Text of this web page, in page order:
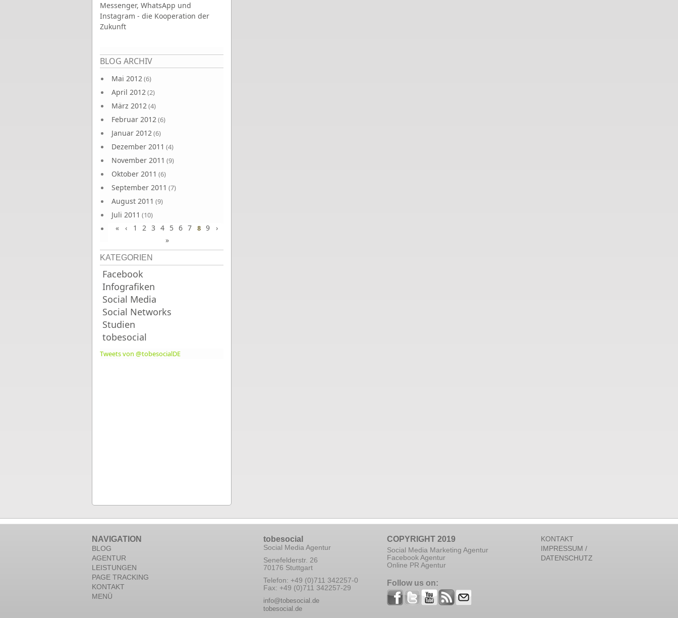
Messenger, WhatsApp und
Instagram - die Kooperation der
Zukunft
BLOG ARCHIV
Mai 2012(6)
April 2012(2)
März 2012(4)
Februar 2012(6)
Januar 2012(6)
Dezember 2011 (4)
November 2011 (9)
Oktober 2011 (6)
September 2011 (7)
August 2011 (9)
Juli 2011 (10)
Juni 2011(9)
Seiten
« ‹ 1 2 3 4 5 6 7 8 9
›
»
KATEGORIEN
Facebook
Infografiken
Social Media
Social Networks
Studien
tobesocial
Tweets von @tobesocialDE
NAVIGATION
BLOG
AGENTUR
LEISTUNGEN
PAGE TRACKING
KONTAKT
MENÜ
tobesocial
Social Media Agentur
Senefelderstr. 26
70176 Stuttgart
Telefon: +49 (0)711 342257-0
Fax: +49 (0)711 342257-29
info@tobesocial.de
tobesocial.de
COPYRIGHT 2019
Social Media Marketing Agentur
Facebook Agentur
Online PR Agentur
Follow us on:
KONTAKT
IMPRESSUM /
DATENSCHUTZ